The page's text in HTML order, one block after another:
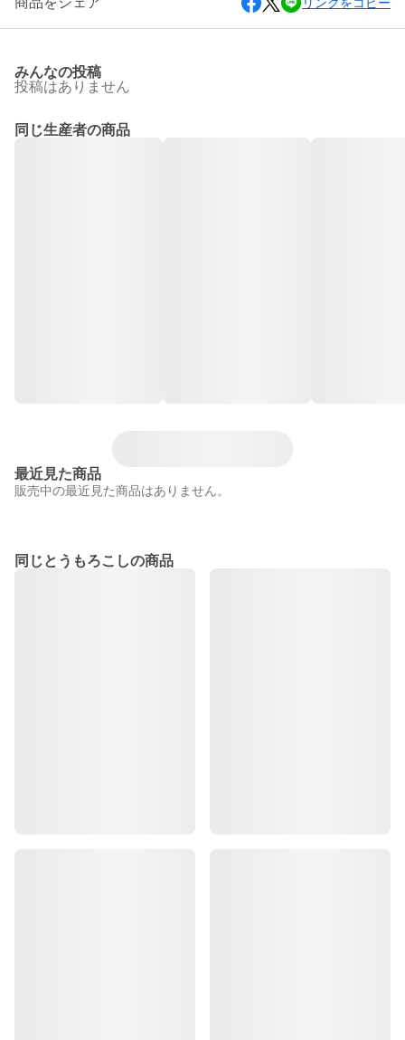
みんなの投稿
投稿はありません
同じ生産者の商品
最近見た商品
販売中の最近見た商品はありません。
同じとうもろこしの商品